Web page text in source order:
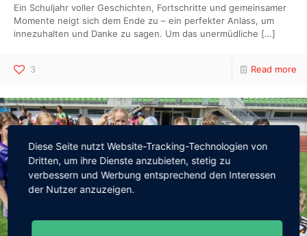
Ein Schuljahr voller Geschichten, Fortschritte und gemeinsamer
Momente neigt sich dem Ende zu – ein perfekter Anlass, um
innezuhalten und Danke zu sagen. Um das unermüdliche […]
3 Read more
Diese Seite nutzt Website-Tracking-Technologien von
Dritten, um ihre Dienste anzubieten, stetig zu
verbessern und Werbung entsprechend den Interessen
der Nutzer anzuzeigen.